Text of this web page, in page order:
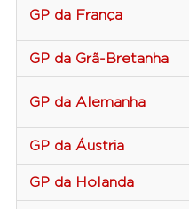
GP da França
GP da Grã-Bretanha
GP da Alemanha
GP da Áustria
GP da Holanda